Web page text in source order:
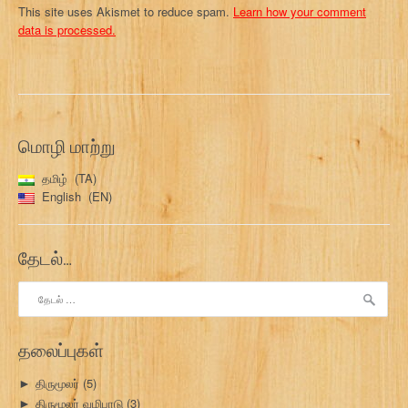
This site uses Akismet to reduce spam. Learn how your comment
data is processed.
மொழி மாற்று
தமிழ்
TA
English
EN
தேடல்…
தேடு:
தலைப்புகள்
► திருமூலர் (5)
► திருமூலர் வழிபாடு (3)